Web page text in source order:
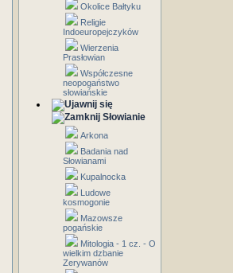
Okolice Bałtyku
Religie
Indoeuropejczyków
Wierzenia
Prasłowian
Współczesne
neopogaństwo
słowiańskie
Słowianie
Arkona
Badania nad
Słowianami
Kupalnocka
Ludowe
kosmogonie
Mazowsze
pogańskie
Mitologia - 1 cz. - O
wielkim dzbanie
Zerywanów